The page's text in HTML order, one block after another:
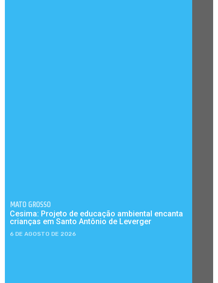
MATO GROSSO
Cesima: Projeto de educação ambiental encanta
crianças em Santo Antônio de Leverger
6 DE AGOSTO DE 2026